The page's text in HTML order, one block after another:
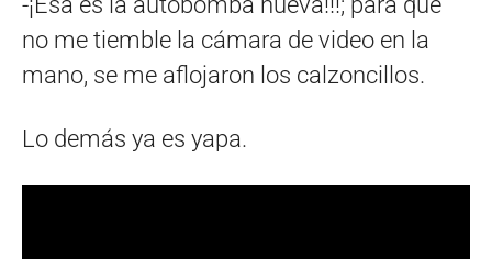
no me tiemble la cámara de video en la
mano, se me aflojaron los calzoncillos.
Lo demás ya es yapa.